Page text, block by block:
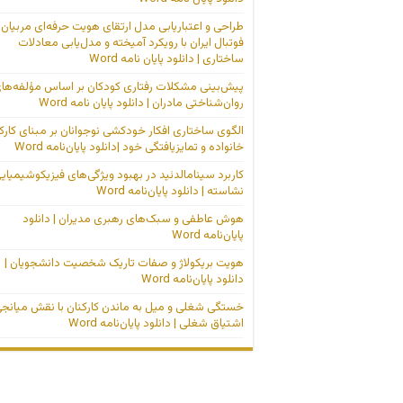
طراحی و اعتباریابی مدل ارتقای هویت حرفه‌ای مربیان
فوتبال ایران با رویکرد آمیخته و مدل‌یابی معادلات
ساختاری | دانلود پایان نامه Word
پیش‌بینی مشکلات رفتاری کودکان بر اساس
روان‌شناختی مادران | دانلود پایان نامه Word
الگوی ساختاری افکار خودکشی نوجوانان بر مبنای
خانواده و تمایزیافتگی خود |دانلود پایان‌نامه Word
کاربرد سینامالدئید در بهبود ویژگی‌های
نشاسته | دانلود پایان‌نامه Word
هوش عاطفی و سبک‌های رهبری مدیران | دانلود
پایان‌نامه Word
هویت بریکولاژ و صفات تاریک شخصیت دانشجویان |
دانلود پایان‌نامه Word
خستگی شغلی و میل به ماندن کارکنان با نقش
اشتیاق شغلی | دانلود پایان‌نامه Word